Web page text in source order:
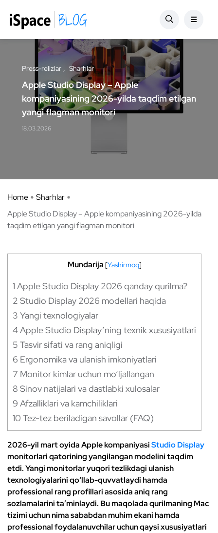
Press-relizlar Sharhlar
Apple Studio Display – Apple
kompaniyasining 2026-yilda taqdim etilgan
yangi flagman monitori
18.03.2026
Home
Sharhlar
Apple Studio Display – Apple kompaniyasining 2026-yilda
taqdim etilgan yangi flagman monitori
Mundarija [Yashirmoq]
1 Apple Studio Display 2026 qanday qurilma?
2 Studio Display 2026 modellari haqida
3 Yangi texnologiyalar
4Apple Studio Display’ning texnik xususiyatlari
5 Tasvir sifati va rang aniqligi
6 Ergonomika va ulanish imkoniyatlari
7 Monitor kimlar uchun mo‘ljallangan
8 Sinov natijalari va dastlabki xulosalar
9 Afzalliklari va kamchiliklari
10 Tez-tez beriladigan savollar (FAQ)
2026-yil mart oyida Apple kompaniyasiStudio Display
monitorlari qatorining yangilangan modelini taqdim
etdi. Yangi monitorlar yuqori tezlikdagi ulanish
texnologiyalarini qo‘llab-quvvatlaydi hamda
professional rang profillari asosida aniq rang
sozlamalarini ta’minlaydi. Bu maqolada qurilmaning Mac
tizimi uchun nima sababdan muhim ekani hamda
professional foydalanuvchilar uchun qaysi xususiyatlari